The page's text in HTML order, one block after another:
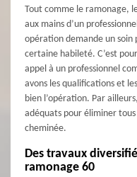
Tout comme le ramonage,
aux mains d’un
opération demande un
certaine habileté. C’est
appel à un professionnel
avons les qualifications et
bien l’opération. Par
adéquats pour éliminer
cheminée.
Des travaux
ramonage 60